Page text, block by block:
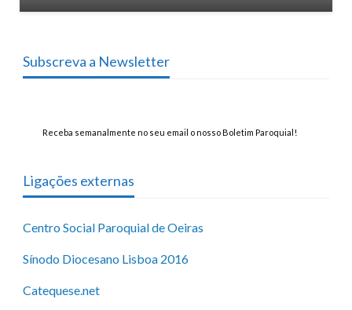
Subscreva a Newsletter
Receba semanalmente no seu email o nosso Boletim Paroquial!
Ligações externas
Centro Social Paroquial de Oeiras
Sínodo Diocesano Lisboa 2016
Catequese.net